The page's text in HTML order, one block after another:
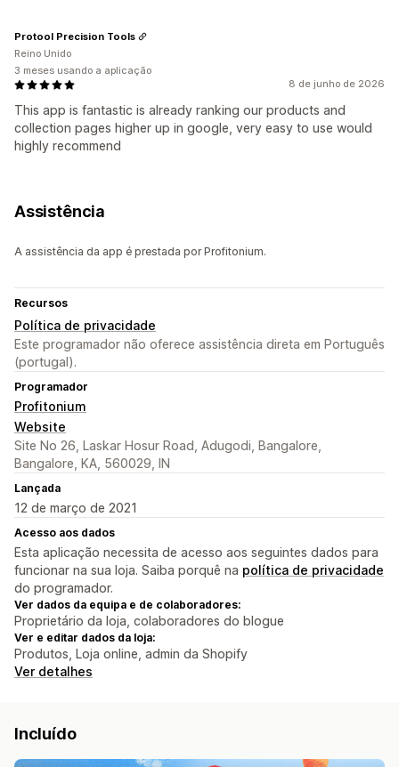
8 de junho de 2026
This app is fantastic is already ranking our products and
collection pages higher up in google, very easy to use would
highly recommend
Protool Precision Tools
Reino Unido
3 meses usando a aplicação
Assistência
A assistência da app é prestada por Profitonium.
Recursos
Política de privacidade
Este programador não oferece assistência direta em Português
(portugal).
Programador
Profitonium
Website
Site No 26, Laskar Hosur Road, Adugodi, Bangalore,
Bangalore, KA, 560029, IN
Lançada
12 de março de 2021
Acesso aos dados
Esta aplicação necessita de acesso aos seguintes dados para
funcionar na sua loja. Saiba porquê na política de privacidade
do programador.
Ver dados da equipa e de colaboradores:
Proprietário da loja, colaboradores do blogue
Ver e editar dados da loja:
Produtos, Loja online, admin da Shopify
Ver detalhes
Incluído